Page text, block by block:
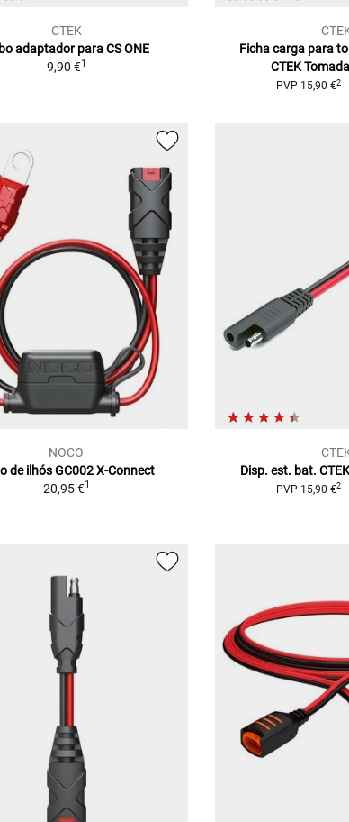
CTEK
adaptador para CS ONE
9,90 €1
Ficha carga para
CTEK
PVP 15,90 €2
NOCO
de ilhós GC002 X-Connect
20,95 €1
Disp. est. bat.
PVP 15,90 €2